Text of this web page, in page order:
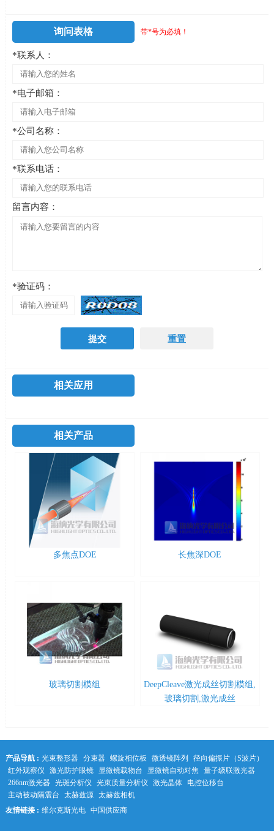
询问表格 带*号为必填！
*联系人：
*电子邮箱：
*公司名称：
*联系电话：
留言内容：
*验证码：
相关应用
相关产品
多焦点DOE 长焦深DOE
玻璃切割模组
DeepCleave激光成丝切割模组,
玻璃切割,激光成丝
产品导航 : 光束整形器 分束器 螺旋相位板 微透镜阵列
径向偏振片（S波片）
红外观察仪
激光防护眼镜 显微镜载物台 显微镜自动对焦 量子级联激光器
266nm激光器 光斑分析仪 光束质量分析仪 激光晶体
电控位移台
主动被动隔震台
太赫兹源 太赫兹相机
友情链接 : 维尔克斯光电 中国供应商